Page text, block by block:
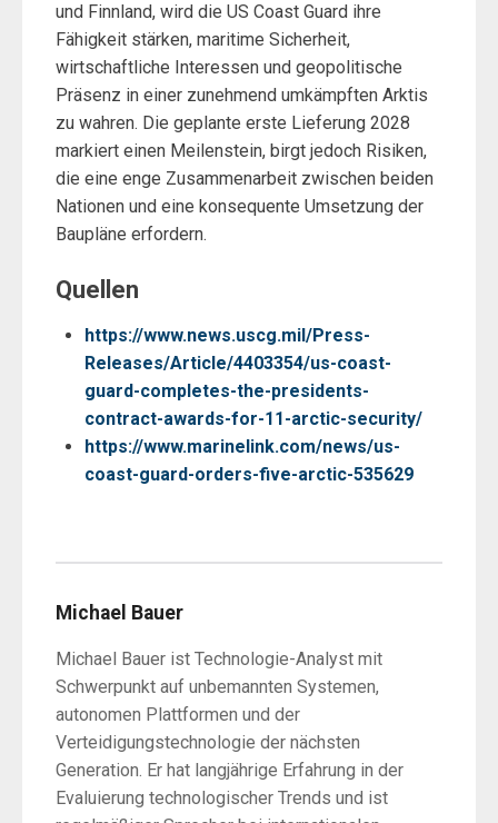
und Finnland, wird die US Coast Guard ihre
Fähigkeit stärken, maritime Sicherheit,
wirtschaftliche Interessen und geopolitische
Präsenz in einer zunehmend umkämpften Arktis
zu wahren. Die geplante erste Lieferung 2028
markiert einen Meilenstein, birgt jedoch Risiken,
die eine enge Zusammenarbeit zwischen beiden
Nationen und eine konsequente Umsetzung der
Baupläne erfordern.
Quellen
https://www.news.uscg.mil/Press-
Releases/Article/4403354/us-coast-
guard-completes-the-presidents-
contract-awards-for-11-arctic-security/
https://www.marinelink.com/news/us-
coast-guard-orders-five-arctic-535629
Michael Bauer
Michael Bauer ist Technologie-Analyst mit
Schwerpunkt auf unbemannten Systemen,
autonomen Plattformen und der
Verteidigungstechnologie der nächsten
Generation. Er hat langjährige Erfahrung in der
Evaluierung technologischer Trends und ist